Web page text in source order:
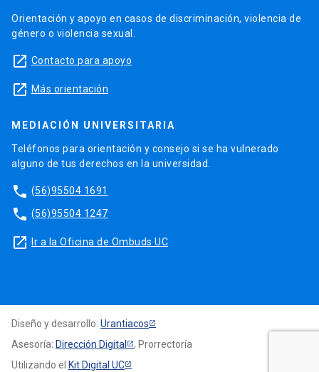
Orientación y apoyo en casos de discriminación, violencia de
género o violencia sexual.
launch Contacto para apoyo
launch Más orientación
MEDIACIÓN UNIVERSITARIA
Teléfonos para orientación y consejo si se ha vulnerado
alguno de tus derechos en la universidad.
phone (56)95504 1691
phone (56)95504 1247
launch Ir a la Oficina de Ombuds UC
Diseño y desarrollo: Urantiacos
Asesoría: Dirección Digital
, Prorrectoría
Utilizando el Kit Digital UC